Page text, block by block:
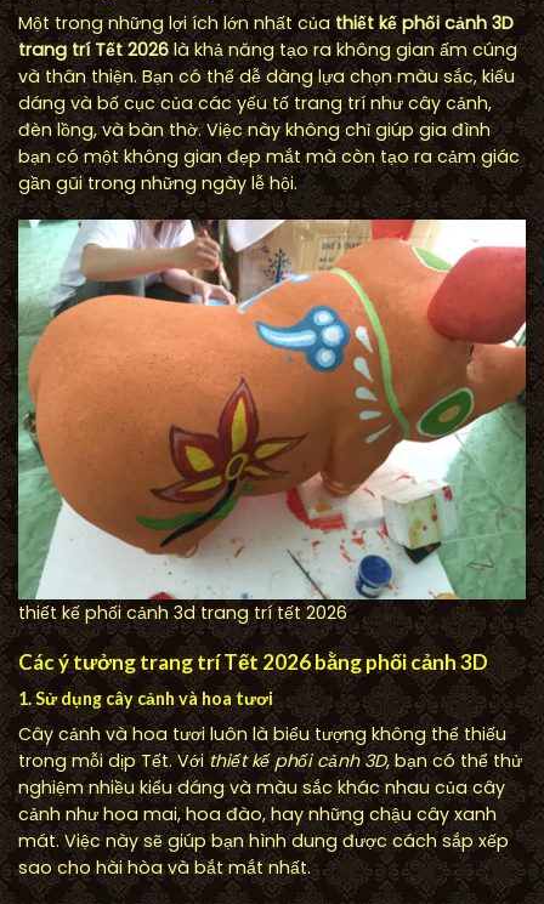
Một trong những lợi ích lớn nhất của thiết kế phối cảnh 3D
trang trí Tết 2026là khả năng tạo ra không gian ấm cúng
và thân thiện. Bạn có thể dễ dàng lựa chọn màu sắc, kiểu
dáng và bố cục của các yếu tố trang trí như cây cảnh,
đèn lồng, và bàn thờ. Việc này không chỉ giúp gia đình
bạn có một không gian đẹp mắt mà còn tạo ra cảm giác
gần gũi trong những ngày lễ hội.
thiết kế phối cảnh 3d trang trí tết 2026
Các ý tưởng trang trí Tết 2026 bằng phối cảnh 3D
1. Sử dụng cây cảnh và hoa tươi
Cây cảnh và hoa tươi luôn là biểu tượng không thể thiếu
trong mỗi dịp Tết. Với thiết kế phối cảnh 3D, bạn có thể thử
nghiệm nhiều kiểu dáng và màu sắc khác nhau của cây
cảnh như hoa mai, hoa đào, hay những chậu cây xanh
mát. Việc này sẽ giúp bạn hình dung được cách sắp xếp
sao cho hài hòa và bắt mắt nhất.